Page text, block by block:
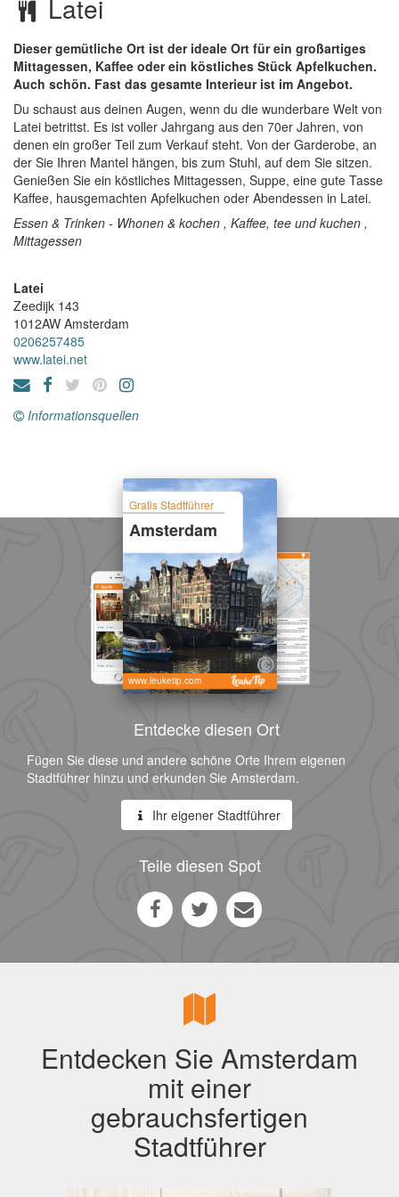
Latei
Dieser gemütliche Ort ist der ideale Ort für ein großartiges
Mittagessen, Kaffee oder ein köstliches Stück Apfelkuchen.
Auch schön. Fast das gesamte Interieur ist im Angebot.
Du schaust aus deinen Augen, wenn du die wunderbare Welt von
Latei betrittst. Es ist voller Jahrgang aus den 70er Jahren, von
denen ein großer Teil zum Verkauf steht. Von der Garderobe, an
der Sie Ihren Mantel hängen, bis zum Stuhl, auf dem Sie sitzen.
Genießen Sie ein köstliches Mittagessen, Suppe, eine gute Tasse
Kaffee, hausgemachten Apfelkuchen oder Abendessen in Latei.
Essen & Trinken - Whonen & kochen , Kaffee, tee und kuchen ,
Mittagessen
Latei
Zeedijk 143
1012AW Amsterdam
0206257485
www.latei.net
Informationsquellen
Gratis Stadtführer
Amsterdam
www.leuketip.com
Entdecke diesen Ort
Fügen Sie diese und andere schöne Orte Ihrem eigenen
Stadtführer hinzu und erkunden Sie Amsterdam.
Ihr eigener Stadtführer
Teile diesen Spot
Entdecken Sie Amsterdam
mit einer
gebrauchsfertigen
Stadtführer